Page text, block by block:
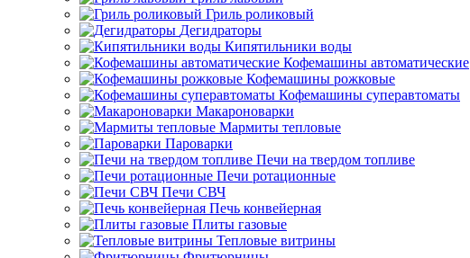
Гриль роликовый
Дегидраторы
Кипятильники воды
Кофемашины автоматические
Кофемашины рожковые
Кофемашины суперавтоматы
Макароноварки
Мармиты тепловые
Пароварки
Печи на твердом топливе
Печи ротационные
Печи СВЧ
Печь конвейерная
Плиты газовые
Тепловые витрины